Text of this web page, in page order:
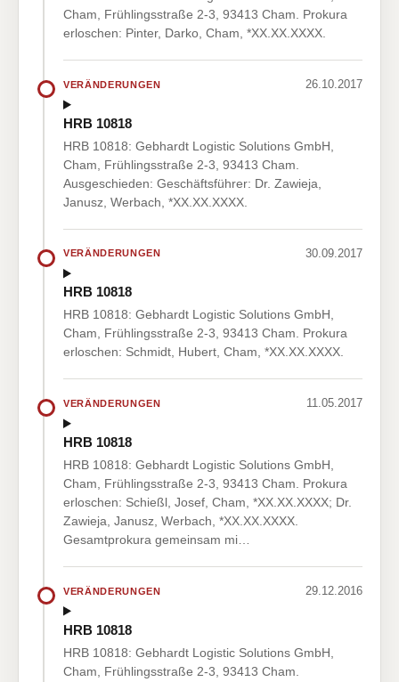
Cham, Frühlingsstraße 2-3, 93413 Cham. Prokura
erloschen: Pinter, Darko, Cham, *XX.XX.XXXX.
VERÄNDERUNGEN 26.10.2017
HRB 10818
HRB 10818: Gebhardt Logistic Solutions GmbH,
Cham, Frühlingsstraße 2-3, 93413 Cham.
Ausgeschieden: Geschäftsführer: Dr. Zawieja,
Janusz, Werbach, *XX.XX.XXXX.
VERÄNDERUNGEN 30.09.2017
HRB 10818
HRB 10818: Gebhardt Logistic Solutions GmbH,
Cham, Frühlingsstraße 2-3, 93413 Cham. Prokura
erloschen: Schmidt, Hubert, Cham, *XX.XX.XXXX.
VERÄNDERUNGEN 11.05.2017
HRB 10818
HRB 10818: Gebhardt Logistic Solutions GmbH,
Cham, Frühlingsstraße 2-3, 93413 Cham. Prokura
erloschen: Schießl, Josef, Cham, *XX.XX.XXXX; Dr.
Zawieja, Janusz, Werbach, *XX.XX.XXXX.
Gesamtprokura gemeinsam mi…
VERÄNDERUNGEN 29.12.2016
HRB 10818
HRB 10818: Gebhardt Logistic Solutions GmbH,
Cham, Frühlingsstraße 2-3, 93413 Cham.